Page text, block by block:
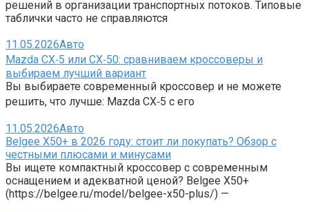
решений в организации транспортных потоков. Типовые
таблички часто не справляются
11.05.2026Авто
Mazda CX‑5 или CX‑50: сравниваем кроссоверы и
выбираем лучший вариант
Вы выбираете современный кроссовер и не можете
решить, что лучше: Mazda CX‑5 с его
11.05.2026Авто
Belgee X50+ в 2026 году: стоит ли покупать? Обзор с
честными плюсами и минусами
Вы ищете компактный кроссовер с современным
оснащением и адекватной ценой? Belgee X50+
(https://belgee.ru/model/belgee-x50-plus/) —